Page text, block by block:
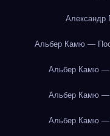
Александр
Альбер Камю —
Альбер Камю
Альбер Камю
Альбер Камю